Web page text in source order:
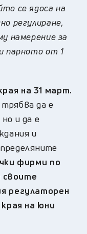
се ядоса на
регулиране,
намерение за
парното от 1
на 31 март.
да е
и да е
и
фирми по
своите
регулаторен
на юни